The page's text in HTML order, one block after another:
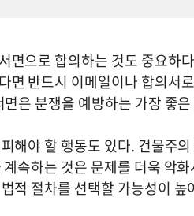
면으로 합의하는 것도 중요하
면 반드시 이메일이나 합의서
면은 분쟁을 예방하는 가장 좋
해야 할 행동도 있다. 건물주
계속하는 것은 문제를 더욱 악
적 절차를 선택할 가능성이